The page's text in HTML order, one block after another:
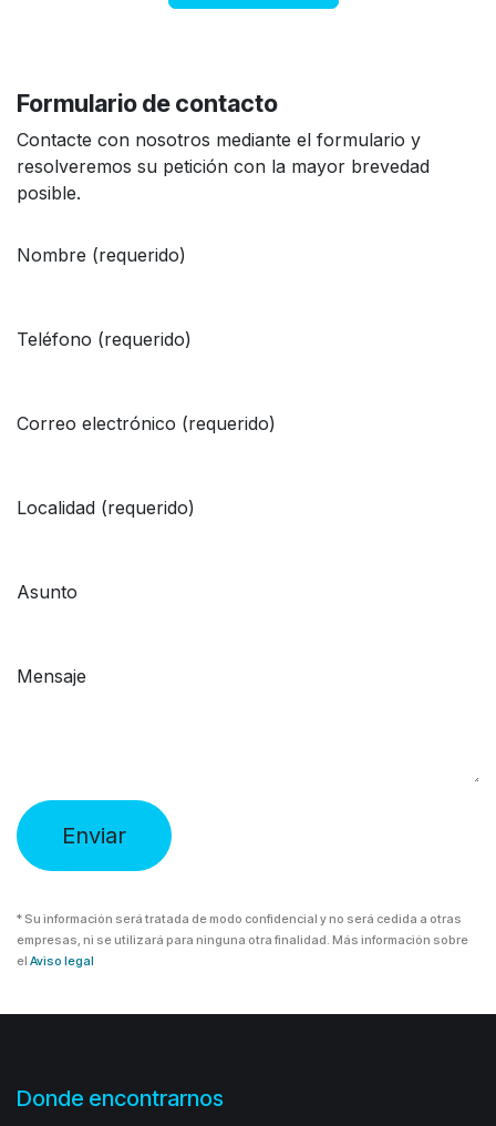
Formulario de contacto
Contacte con nosotros mediante el formulario y
resolveremos su petición con la mayor brevedad
posible.
Nombre (requerido)
Teléfono (requerido)
Correo electrónico (requerido)
Localidad (requerido)
Asunto
Mensaje
Enviar
* Su información será tratada de modo confidencial y no será cedida a otras
empresas, ni se utilizará para ninguna otra finalidad. Más información sobre
el Aviso legal
Donde encontrarnos